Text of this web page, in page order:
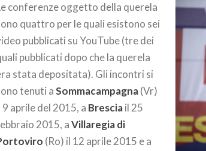
conferenze oggetto della querela
quattro per le quali esistono sei
pubblicati su YouTube (tre dei
pubblicati dopo che la querela
stata depositata). Gli incontri si
tenuti aSommacampagna(Vr)
9 aprile del 2015, a Bresciail 25
2015, aVillaregia di
(Ro) il 12 aprile 2015 e a